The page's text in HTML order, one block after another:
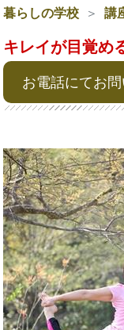
暮らしの学校 講
キレイが目覚め
お電話にてお